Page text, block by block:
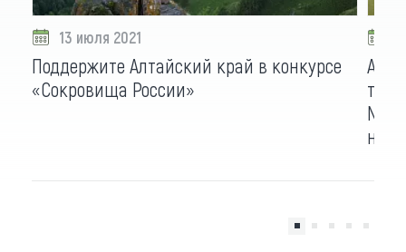
13 июля 2021
Поддержите Алтайский край в конкурсе
«Сокровища России»